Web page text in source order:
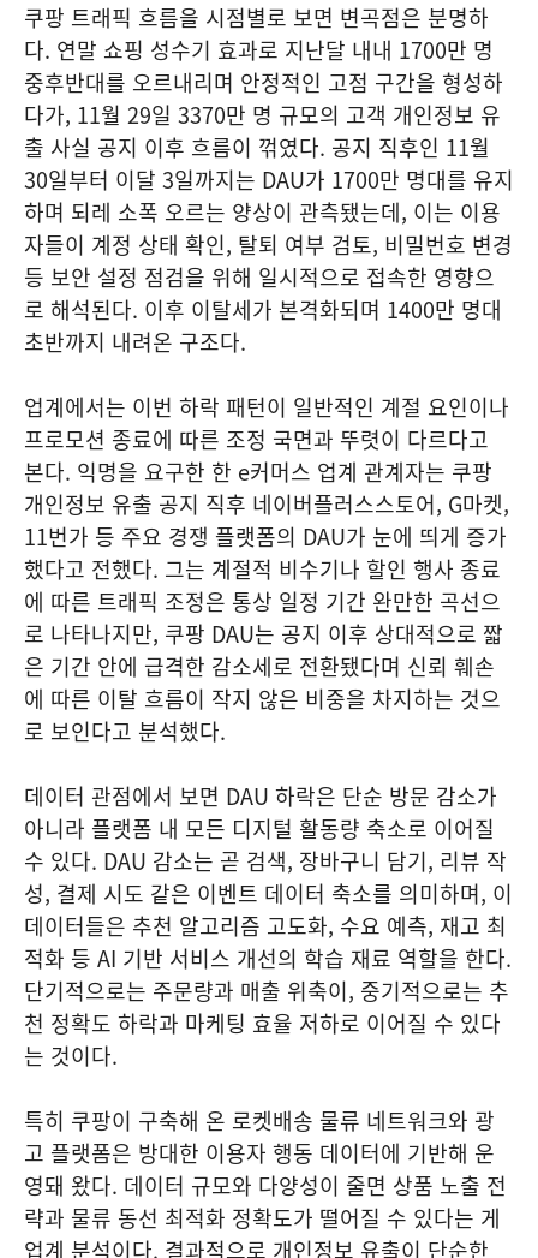
쿠팡 트래픽 흐름을 시점별로 보면 변곡점은 분명하
다. 연말 쇼핑 성수기 효과로 지난달 내내 1700만 명
중후반대를 오르내리며 안정적인 고점 구간을 형성하
다가, 11월 29일 3370만 명 규모의 고객 개인정보 유
출 사실 공지 이후 흐름이 꺾였다. 공지 직후인 11월
30일부터 이달 3일까지는 DAU가 1700만 명대를 유지
하며 되레 소폭 오르는 양상이 관측됐는데, 이는 이용
자들이 계정 상태 확인, 탈퇴 여부 검토, 비밀번호 변경
등 보안 설정 점검을 위해 일시적으로 접속한 영향으
로 해석된다. 이후 이탈세가 본격화되며 1400만 명대
초반까지 내려온 구조다.
업계에서는 이번 하락 패턴이 일반적인 계절 요인이나
프로모션 종료에 따른 조정 국면과 뚜렷이 다르다고
본다. 익명을 요구한 한 e커머스 업계 관계자는 쿠팡
개인정보 유출 공지 직후 네이버플러스스토어, G마켓,
11번가 등 주요 경쟁 플랫폼의 DAU가 눈에 띄게 증가
했다고 전했다. 그는 계절적 비수기나 할인 행사 종료
에 따른 트래픽 조정은 통상 일정 기간 완만한 곡선으
로 나타나지만, 쿠팡 DAU는 공지 이후 상대적으로 짧
은 기간 안에 급격한 감소세로 전환됐다며 신뢰 훼손
에 따른 이탈 흐름이 작지 않은 비중을 차지하는 것으
로 보인다고 분석했다.
데이터 관점에서 보면 DAU 하락은 단순 방문 감소가
아니라 플랫폼 내 모든 디지털 활동량 축소로 이어질
수 있다. DAU 감소는 곧 검색, 장바구니 담기, 리뷰 작
성, 결제 시도 같은 이벤트 데이터 축소를 의미하며, 이
데이터들은 추천 알고리즘 고도화, 수요 예측, 재고 최
적화 등 AI 기반 서비스 개선의 학습 재료 역할을 한다.
단기적으로는 주문량과 매출 위축이, 중기적으로는 추
천 정확도 하락과 마케팅 효율 저하로 이어질 수 있다
는 것이다.
특히 쿠팡이 구축해 온 로켓배송 물류 네트워크와 광
고 플랫폼은 방대한 이용자 행동 데이터에 기반해 운
영돼 왔다. 데이터 규모와 다양성이 줄면 상품 노출 전
략과 물류 동선 최적화 정확도가 떨어질 수 있다는 게
업계 분석이다. 결과적으로 개인정보 유출이 단순한